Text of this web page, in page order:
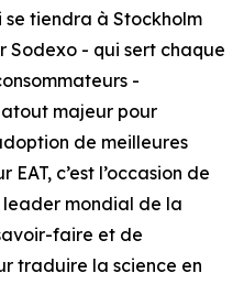
se tiendra à Stockholm
Sodexo - qui sert chaque
-
majeur pour
de meilleures
c’est l’occasion de
mondial de la
faire et de
traduire la science en